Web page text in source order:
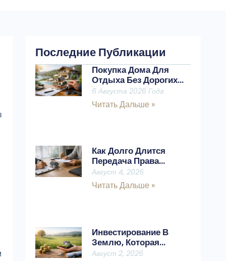
Последние Публикации
Покупка Дома Для
Отдыха Без Дорогих
Ошибок
6 Августа 2026 Года
Читать Дальше »
Как Долго Длится
Передача Права
Собственности На
Недвижимость?
Август 4, 2026
Читать Дальше »
Инвестирование В
Землю, Которая
Сохраняет Стоимость
Август 2, 2026